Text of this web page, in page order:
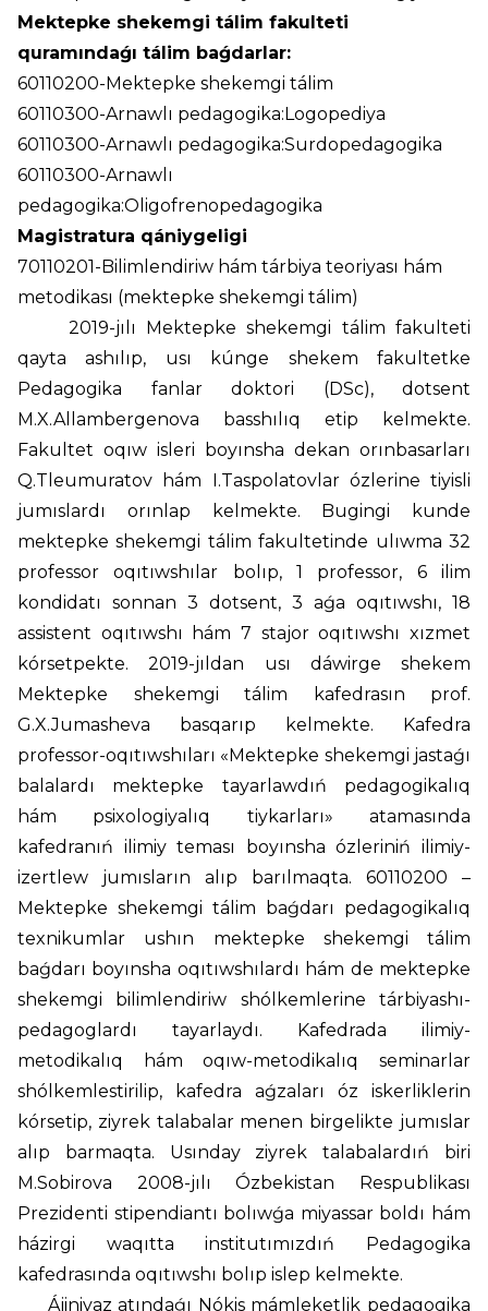
Mektepke shekemgi tálim fakulteti
quramındaǵı tálim baǵdarlar:
60110200-Mektepke shekemgi tálim
60110300-Arnawlı pedagogika:Logopediya
60110300-Arnawlı pedagogika:Surdopedagogika
60110300-Arnawlı
pedagogika:Oligofrenopedagogika
Magistratura qániygeligi
70110201-Bilimlendiriw hám tárbiya teoriyası hám
metodikası (mektepke shekemgi tálim)
2019-jılı Mektepke shekemgi tálim fakulteti
qayta ashılıp, usı kúnge shekem fakultetke
Pedagogika fаnlаr dоktоri (DSc), dotsent
M.X.Allambergenova basshılıq etip kelmekte.
Fakultet oqıw isleri boyınsha dekan orınbasarları
Q.Tleumuratov hám I.Taspolatovlar ózlerine tiyisli
jumıslardı orınlap kelmekte. Bugingi kunde
mektepke shekemgi tálim fakultetinde ulıwma 32
professor oqıtıwshılar bolıp, 1 professor, 6 ilim
kondidatı sonnan 3 dotsent, 3 aǵa oqıtıwshı, 18
assistent oqıtıwshı hám 7 stajor oqıtıwshı xızmet
kórsetpekte. 2019-jıldan usı dáwirge shekem
Mektepke shekemgi tálim kafedrasın prof.
G.X.Jumasheva basqarıp kelmekte. Kafedra
professor-oqıtıwshıları «Mektepke shekemgi jastaǵı
balalardı mektepke tayarlawdıń pedagogikalıq
hám psixologiyalıq tiykarları» atamasında
kafedranıń ilimiy teması boyınsha ózleriniń ilimiy-
izertlew jumısların alıp barılmaqta. 60110200 –
Mektepke shekemgi tálim baǵdarı pedagogikalıq
texnikumlar ushın mektepke shekemgi tálim
baǵdarı boyınsha oqıtıwshılardı hám de mektepke
shekemgi bilimlendiriw shólkemlerine tárbiyashı-
pedagoglardı tayarlaydı. Kafedrada ilimiy-
metodikalıq hám oqıw-metodikalıq seminarlar
shólkemlestirilip, kafedra aǵzaları óz iskerliklerin
kórsetip, ziyrek talabalar menen birgelikte jumıslar
alıp barmaqta. Usınday ziyrek talabalardıń biri
M.Sobirova 2008-jılı Ózbekistan Respublikası
Prezidenti stipendiantı bolıwǵa miyassar boldı hám
házirgi waqıtta institutımızdıń Pedagogika
kafedrasında oqıtıwshı bolıp islep kelmekte.
Ájiniyaz atındaǵı Nókis mámleketlik pedagogika